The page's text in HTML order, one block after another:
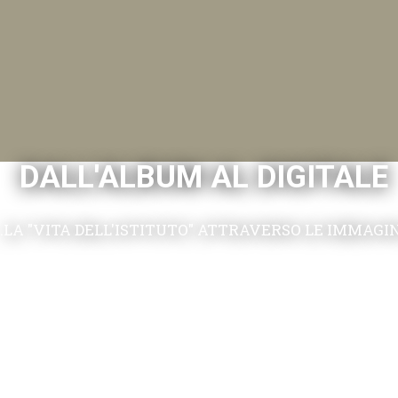
DALL'ALBUM AL DIGITALE
.LA "VITA DELL'ISTITUTO" ATTRAVERSO LE